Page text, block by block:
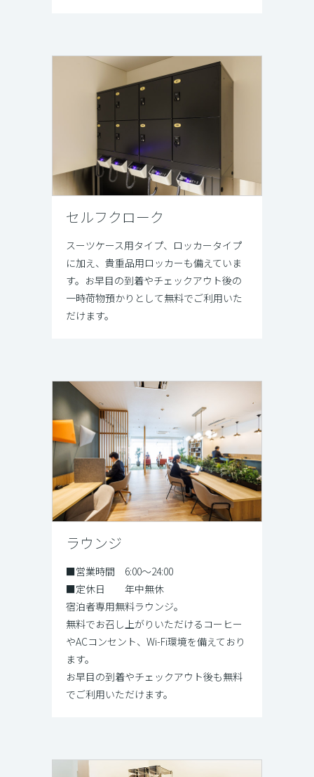
セルフクローク
スーツケース用タイプ、ロッカータイプ
に加え、貴重品用ロッカーも備えていま
す。お早目の到着やチェックアウト後の
一時荷物預かりとして無料でご利用いた
だけます。
ラウンジ
■営業時間 6:00～24:00
■定休日 年中無休
宿泊者専用無料ラウンジ。
無料でお召し上がりいただけるコーヒー
やACコンセント、Wi-Fi環境を備えており
ます。
お早目の到着やチェックアウト後も無料
でご利用いただけます。